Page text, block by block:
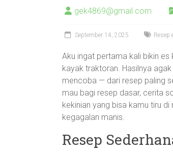
gek4869@gmail.com
September 14, 2025
Aku ingat pertama kali bikin
kayak traktoran. Hasilnya
mencoba — dari resep paling
mau bagi resep dasar, cerita
kekinian yang bisa kamu tiru
kegagalan manis.
Resep